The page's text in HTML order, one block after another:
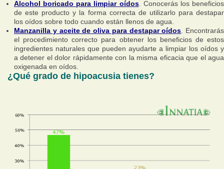
Alcohol boricado para limpiar oídos. Conocerás los beneficios
de este producto y la forma correcta de utilizarlo para destapar
los oídos sobre todo cuando están llenos de agua.
Manzanilla y aceite de oliva para destapar oídos . Encontrarás
el procedimiento correcto para obtener los beneficios de estos
ingredientes naturales que pueden ayudarte a limpiar los oídos y
a detener el dolor rápidamente con la misma eficacia que el agua
oxigenada en oídos.
¿Qué grado de hipoacusia tienes?